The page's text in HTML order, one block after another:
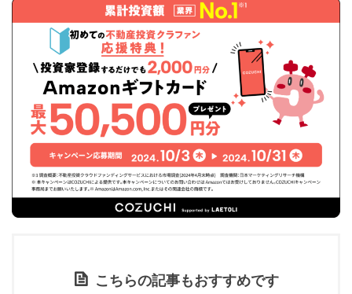
こちらの記事もおすすめです